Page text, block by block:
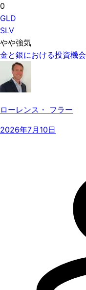
0
GLD
SLV
やや強気
金と銀における投資機会
ローレンス・ フラー
2026年7月10日